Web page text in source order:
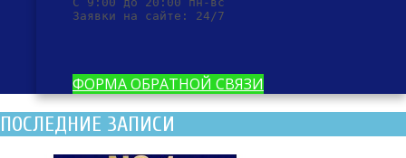
Заявки на сайте: 24/7
ФОРМА ОБРАТНОЙ СВЯЗИ
ПОСЛЕДНИЕ ЗАПИСИ